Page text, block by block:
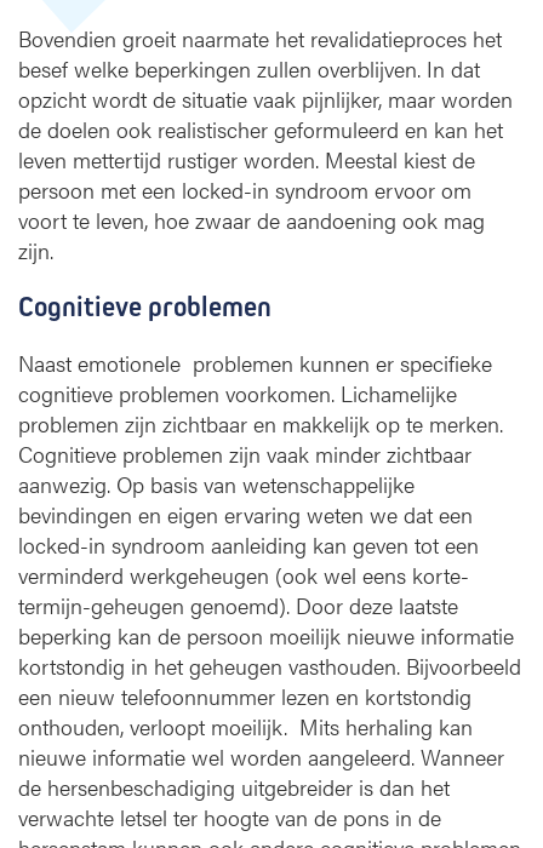
Bovendien groeit naarmate het revalidatieproces het
besef welke beperkingen zullen overblijven. In dat
opzicht wordt de situatie vaak pijnlijker, maar worden
de doelen ook realistischer geformuleerd en kan het
leven mettertijd rustiger worden. Meestal kiest de
persoon met een locked-in syndroom ervoor om
voort te leven, hoe zwaar de aandoening ook mag
zijn.
Cognitieve problemen
Naast emotionele problemen kunnen er specifieke
cognitieve problemen voorkomen. Lichamelijke
problemen zijn zichtbaar en makkelijk op te merken.
Cognitieve problemen zijn vaak minder zichtbaar
aanwezig. Op basis van wetenschappelijke
bevindingen en eigen ervaring weten we dat een
locked-in syndroom aanleiding kan geven tot een
verminderd werkgeheugen (ook wel eens korte-
termijn-geheugen genoemd). Door deze laatste
beperking kan de persoon moeilijk nieuwe informatie
kortstondig in het geheugen vasthouden. Bijvoorbeeld
een nieuw telefoonnummer lezen en kortstondig
onthouden, verloopt moeilijk. Mits herhaling kan
nieuwe informatie wel worden aangeleerd. Wanneer
de hersenbeschadiging uitgebreider is dan het
verwachte letsel ter hoogte van de pons in de